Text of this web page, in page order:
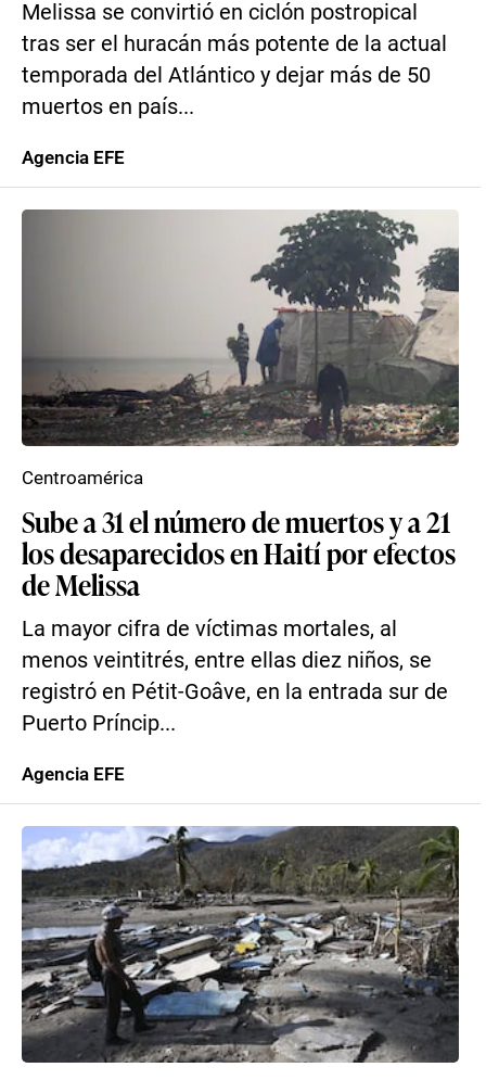
Melissa se convirtió en ciclón postropical
tras ser el huracán más potente de la actual
temporada del Atlántico y dejar más de 50
muertos en país...
Agencia EFE
Sube a 31 el número de muertos y a 21
los desaparecidos en Haití por efectos
de Melissa
La mayor cifra de víctimas mortales, al
menos veintitrés, entre ellas diez niños, se
registró en Pétit-Goâve, en la entrada sur de
Puerto Príncip...
Centroamérica
Agencia EFE